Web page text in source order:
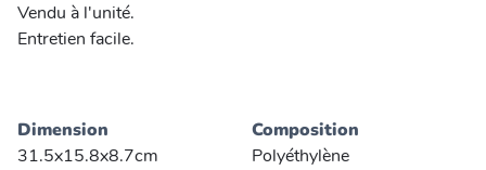
Vendu à l'unité.
Entretien facile.
Dimension
31.5x15.8x8.7cm
Composition
Polyéthylène